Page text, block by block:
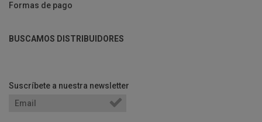
Formas de pago
BUSCAMOS DISTRIBUIDORES
Suscríbete a nuestra newsletter